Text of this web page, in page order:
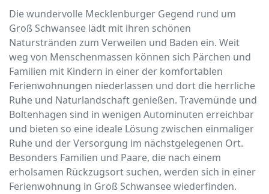
Die wundervolle Mecklenburger Gegend rund um
Groß Schwansee lädt mit ihren schönen
Naturstränden zum Verweilen und Baden ein. Weit
weg von Menschenmassen können sich Pärchen und
Familien mit Kindern in einer der komfortablen
Ferienwohnungen niederlassen und dort die herrliche
Ruhe und Naturlandschaft genießen. Travemünde und
Boltenhagen sind in wenigen Autominuten erreichbar
und bieten so eine ideale Lösung zwischen einmaliger
Ruhe und der Versorgung im nächstgelegenen Ort.
Besonders Familien und Paare, die nach einem
erholsamen Rückzugsort suchen, werden sich in einer
Ferienwohnung in Groß Schwansee wiederfinden.